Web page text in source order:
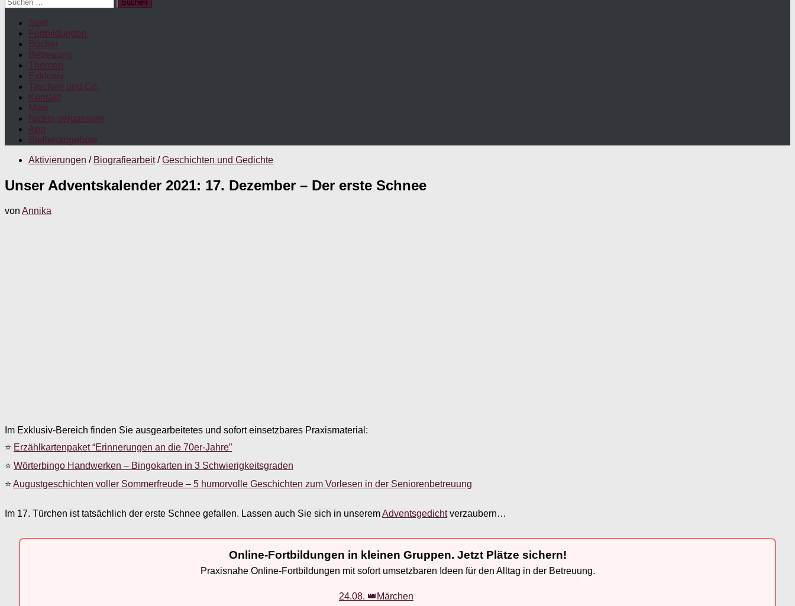
nach:
Start
Fortbildungen
Bücher
Betreuung
Themen
Exklusiv
Taschen und Co.
Kontakt
Maw
Nichts verpassen!
App
Stellenangebote
Aktivierungen / Biografiearbeit / Geschichten und Gedichte
Unser Adventskalender 2021: 17. Dezember – Der erste Schnee
von Annika
Im Exklusiv-Bereich finden Sie ausgearbeitetes und sofort einsetzbares Praxismaterial:
⭐ Erzählkartenpaket “Erinnerungen an die 70er-Jahre”
⭐ Wörterbingo Handwerken – Bingokarten in 3 Schwierigkeitsgraden
⭐ Augustgeschichten voller Sommerfreude – 5 humorvolle Geschichten zum Vorlesen in der Seniorenbetreuung
Im 17. Türchen ist tatsächlich der erste Schnee gefallen. Lassen auch Sie sich in unseremAdventsgedichtverzaubern…
Online-Fortbildungen in kleinen Gruppen. Jetzt Plätze sichern!
Praxisnahe Online-Fortbildungen mit sofort umsetzbaren Ideen für den Alltag in der Betreuung.
24.08. 👑Märchen